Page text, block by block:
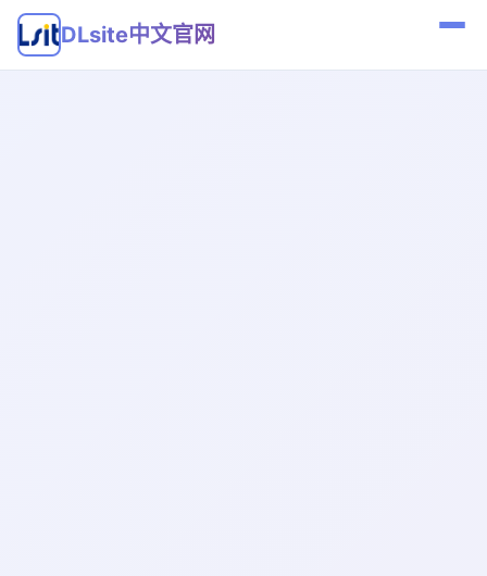
DLsite中文官网